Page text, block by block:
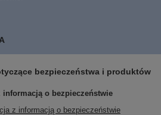
bezpieczeństwa i produktów
informacją o bezpieczeństwie
z informacją o bezpieczeństwie